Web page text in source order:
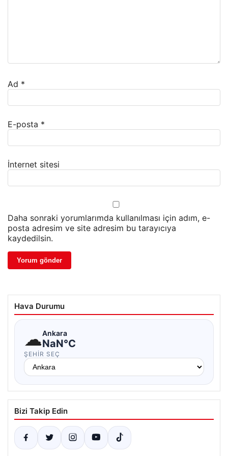
Ad *
E-posta *
İnternet sitesi
Daha sonraki yorumlarımda kullanılması için adım, e-
posta adresim ve site adresim bu tarayıcıya
kaydedilsin.
Hava Durumu
☁Ankara
NaN°C
ŞEHIR SEÇ
Bizi Takip Edin